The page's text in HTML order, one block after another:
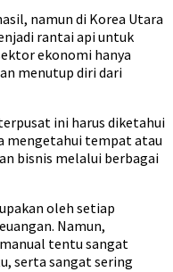
namun di Korea Utara
rantai api untuk
ekonomi hanya
menutup diri dari
ini harus diketahui
mengetahui tempat atau
bisnis melalui berbagai
oleh setiap
Namun,
tentu sangat
serta sangat sering